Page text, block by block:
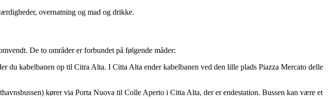
overnatning og mad og drikke.
De to områder er forbundet på følgende måder:
du kabelbanen op til Citra Alta. I Citta Alta ender kabelbanen ved den lille plads Piazza Mercato delle
kører via Porta Nuova til Colle Aperto i Citta Alta, der er endestation. Bussen kan være et